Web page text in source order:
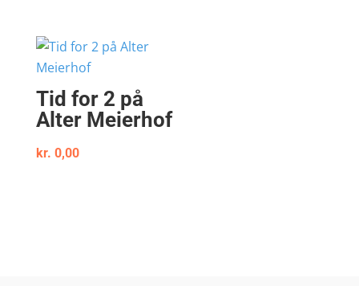
Tid for 2 på
Alter Meierhof
kr. 0,00